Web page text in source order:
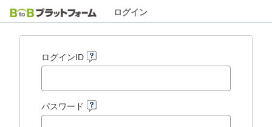
ログイン
ログインID
パスワード